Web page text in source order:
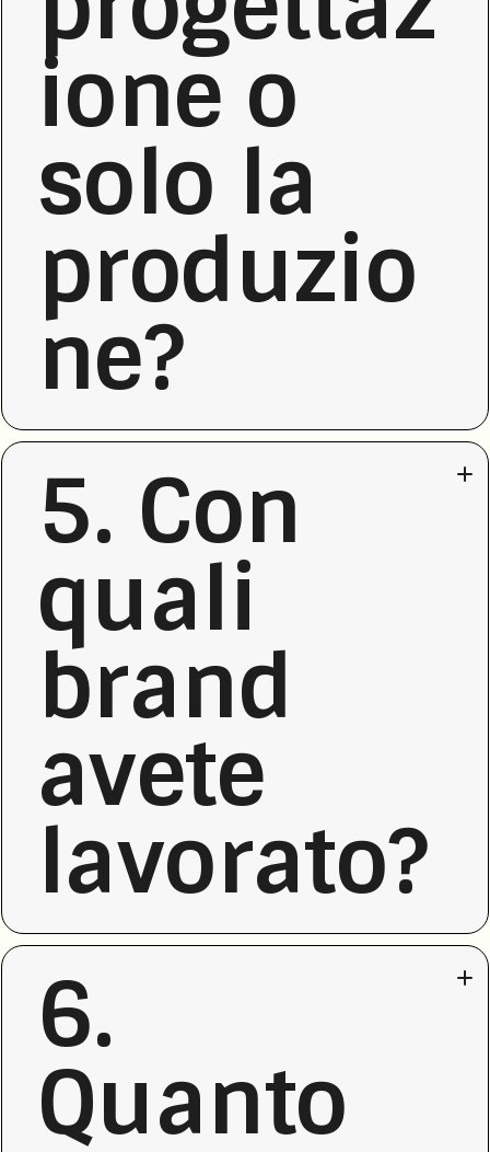
ione o
solo la
produzio
ne?
5. Con
quali
brand
avete
lavorato?
6.
Quanto